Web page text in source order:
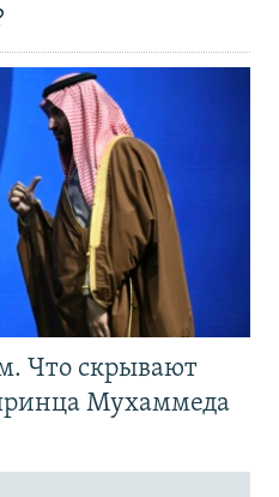
Что скрывают
Мухаммеда